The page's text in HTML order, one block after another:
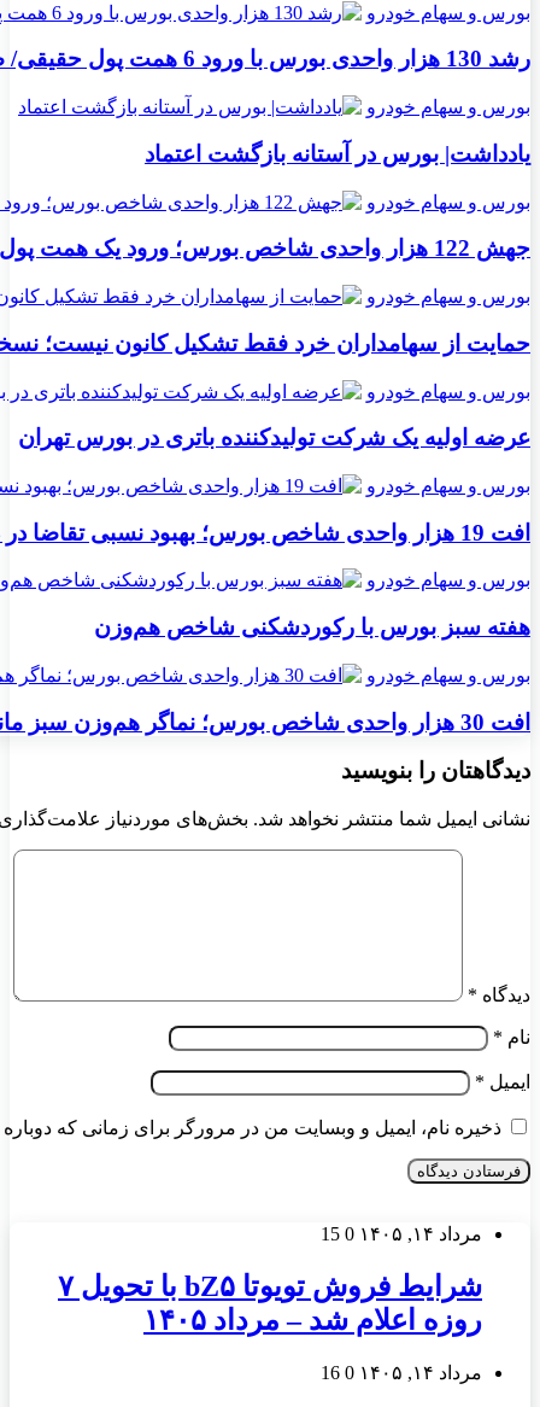
بورس و سهام خودرو
رشد 130 هزار واحدی بورس با ورود 6 همت پول حقیقی/ صف خرید 700 نماد
بورس و سهام خودرو
یادداشت| بورس در آستانه بازگشت اعتماد
بورس و سهام خودرو
جهش 122 هزار واحدی شاخص بورس؛ ورود یک همت پول حقیقی در آغاز معاملات
بورس و سهام خودرو
حمایت از سهامداران خرد فقط تشکیل کانون نیست؛ نسخه
بورس و سهام خودرو
عرضه اولیه یک شرکت تولیدکننده باتری در بورس تهران
بورس و سهام خودرو
افت 19 هزار واحدی شاخص بورس؛ بهبود نسبی تقاضا در دقایق پایانی معاملات
بورس و سهام خودرو
هفته سبز بورس با رکوردشکنی شاخص هم‌وزن
بورس و سهام خودرو
افت 30 هزار واحدی شاخص بورس؛ نماگر هم‌وزن سبز ماند
دیدگاهتان را بنویسید
نشانی ایمیل شما منتشر نخواهد شد. بخش‌های موردنیاز
دیدگاه *
نام *
ایمیل *
ذخیره نام، ایمیل و وبسایت من در مرورگر برای زمانی که
مرداد ۱۴, ۱۴۰۵ 0
15
شرایط فروش تویوتا bZ۵ با تحویل ۷
روزه اعلام شد – مرداد ۱۴۰۵
مرداد ۱۴, ۱۴۰۵ 0
16